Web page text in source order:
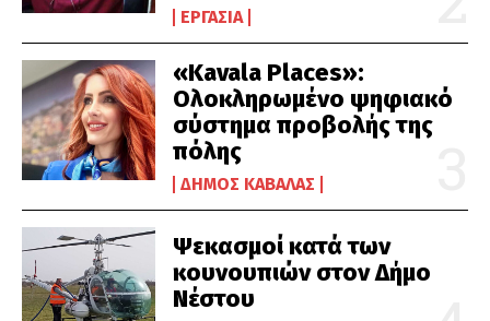
ΕΡΓΑΣΊΑ
«Kavala Places»:
Ολοκληρωμένο ψηφιακό
σύστημα προβολής της
πόλης
ΔΉΜΟΣ ΚΑΒΆΛΑΣ
Ψεκασμοί κατά των
κουνουπιών στον Δήμο
Νέστου